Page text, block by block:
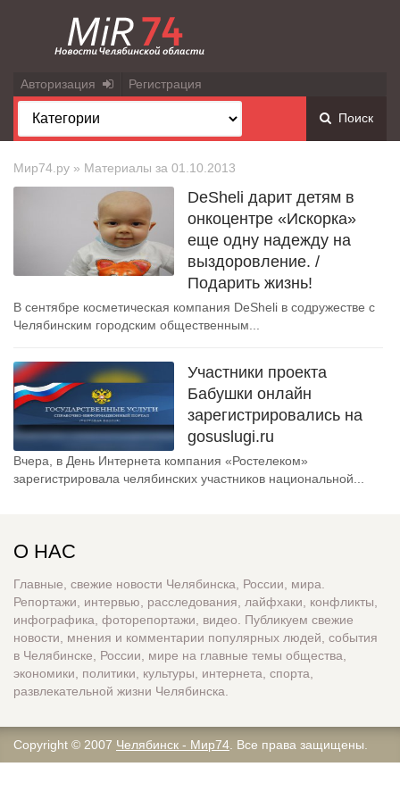
Авторизация Регистрация
Поиск
Мир74.ру » Материалы за 01.10.2013
DeSheli дарит детям в
онкоцентре «Искорка»
еще одну надежду на
выздоровление. /
Подарить жизнь!
В сентябре косметическая компания DeSheli в содружестве с
Челябинским городским общественным...
Участники проекта
Бабушки онлайн
зарегистрировались на
gosuslugi.ru
Вчера, в День Интернета компания «Ростелеком»
зарегистрировала челябинских участников национальной...
О НАС
Главные, свежие новости Челябинска, России, мира.
Репортажи, интервью, расследования, лайфхаки, конфликты,
инфографика, фоторепортажи, видео. Публикуем свежие
новости, мнения и комментарии популярных людей, события
в Челябинске, России, мире на главные темы общества,
экономики, политики, культуры, интернета, спорта,
развлекательной жизни Челябинска.
Copyright © 2007 Челябинск - Мир74 . Все права защищены.